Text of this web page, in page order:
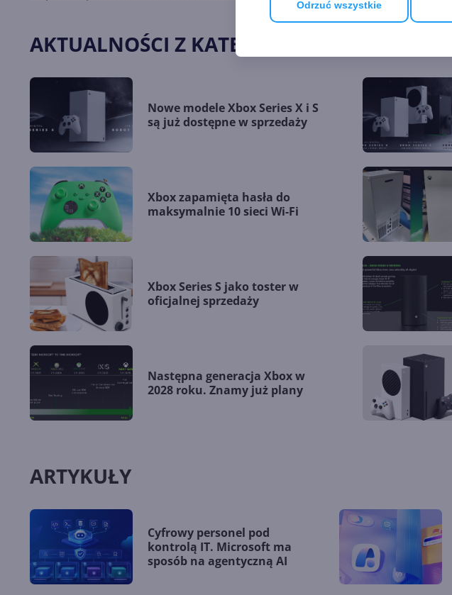
Odrzuć wszystkie
AKTUALNOŚCI Z KATEGORII XBOX SERIES X|S
Nowe modele Xbox Series X i S
są już dostępne w sprzedaży
Xbox zapamięta hasła do
maksymalnie 10 sieci Wi-Fi
Xbox Series S jako toster w
oficjalnej sprzedaży
Następna generacja Xbox w
2028 roku. Znamy już plany
ARTYKUŁY
Cyfrowy personel pod
kontrolą IT. Microsoft ma
sposób na agentyczną AI